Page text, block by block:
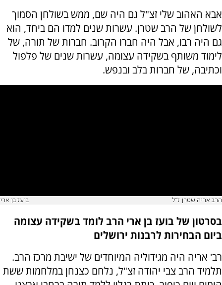
אבא האהוב שלי זצ"ל גם היה שם, ממש בשולחן הסמוך
לשולחן של הרב שטרן. עשרות שנים למדו הם ביחד, הוא
גם היה רבו, אבל היה חברו הקרוב. חברות של תורה, של
לימוד משותף בשקידה עצומה, עשרות שנים של פלפול
וכתיבה, של חברות בלב ובנפש.
הרב אריה שטרן ז"ל בועז בן ארי
בסרטון של בועז בן ארי הרב לומד בשקידה עצומה
ביום הבחירות לרבנות ירושלים
רב' אריה היה מגידוליה המיוחדים של ישיבת מרכז הרב.
תלמיד הרב צבי יהודה זצ"ל, נלחם כצנחן במלחמות ששת